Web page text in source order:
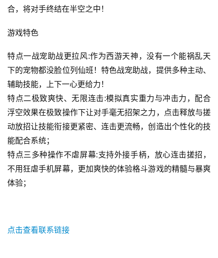
游
业
界
手
机
游
戏
单
机
游
戏
闲
合，将对手终结在半空之中！
游戏特色
特点一战宠助战更拉风:作为西游天神，没有一个能祸乱天
下的宠物都没脸位列仙班！特色战宠助战，提供多种主动、
辅助技能，上下一心更给力！
特点二极致爽快、无限连击:模拟真实重力与冲击力，配合
浮空效果在极致操作下让对手毫无招架之力，点击释放与搓
动放招让技能衔接更紧密、连击更流畅，创造出个性化的技
能配合系统；
特点三多种操作不虐屏幕:支持外接手柄，放心连击搓招，
不用狂虐手机屏幕，更加爽快的体验格斗游戏的精髓与暴爽
体验；
点击查看联系链接